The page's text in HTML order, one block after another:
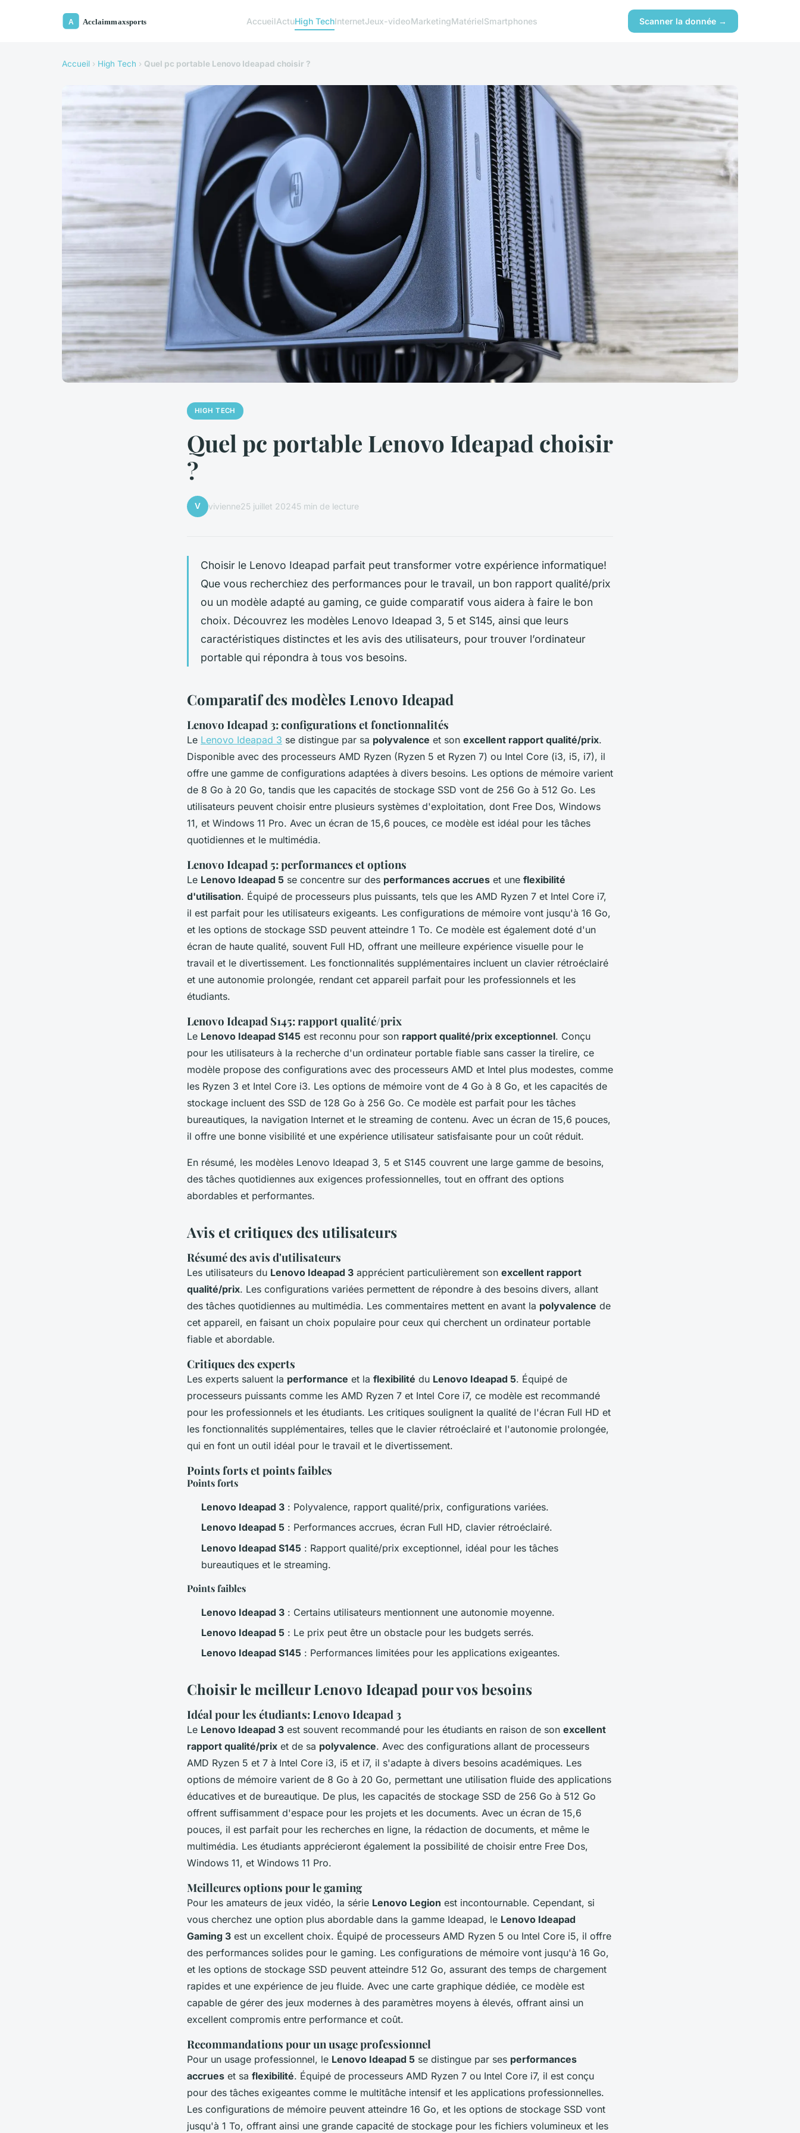
AccueilActuHigh TechInternetJeux-videoMarketingMatérielSmartphones Scanner la donnée →
Accueil › High Tech › Quel pc portable Lenovo Ideapad choisir ?
HIGH TECH
Quel pc portable Lenovo Ideapad choisir
?
V vivienne25 juillet 20245 min de lecture
Choisir le Lenovo Ideapad parfait peut transformer votre expérience informatique!
Que vous recherchiez des performances pour le travail, un bon rapport qualité/prix
ou un modèle adapté au gaming, ce guide comparatif vous aidera à faire le bon
choix. Découvrez les modèles Lenovo Ideapad 3, 5 et S145, ainsi que leurs
caractéristiques distinctes et les avis des utilisateurs, pour trouver l’ordinateur
portable qui répondra à tous vos besoins.
Comparatif des modèles Lenovo Ideapad
Lenovo Ideapad 3: configurations et fonctionnalités
Le Lenovo Ideapad 3 se distingue par sa polyvalence et son excellent rapport qualité/prix.
Disponible avec des processeurs AMD Ryzen (Ryzen 5 et Ryzen 7) ou Intel Core (i3, i5, i7), il
offre une gamme de configurations adaptées à divers besoins. Les options de mémoire varient
de 8 Go à 20 Go, tandis que les capacités de stockage SSD vont de 256 Go à 512 Go. Les
utilisateurs peuvent choisir entre plusieurs systèmes d'exploitation, dont Free Dos, Windows
11, et Windows 11 Pro. Avec un écran de 15,6 pouces, ce modèle est idéal pour les tâches
quotidiennes et le multimédia.
Lenovo Ideapad 5: performances et options
Le Lenovo Ideapad 5 se concentre sur des performances accrues et une flexibilité
d'utilisation. Équipé de processeurs plus puissants, tels que les AMD Ryzen 7 et Intel Core i7,
il est parfait pour les utilisateurs exigeants. Les configurations de mémoire vont jusqu'à 16 Go,
et les options de stockage SSD peuvent atteindre 1 To. Ce modèle est également doté d'un
écran de haute qualité, souvent Full HD, offrant une meilleure expérience visuelle pour le
travail et le divertissement. Les fonctionnalités supplémentaires incluent un clavier rétroéclairé
et une autonomie prolongée, rendant cet appareil parfait pour les professionnels et les
étudiants.
Lenovo Ideapad S145: rapport qualité/prix
Le Lenovo Ideapad S145 est reconnu pour son rapport qualité/prix exceptionnel. Conçu
pour les utilisateurs à la recherche d'un ordinateur portable fiable sans casser la tirelire, ce
modèle propose des configurations avec des processeurs AMD et Intel plus modestes, comme
les Ryzen 3 et Intel Core i3. Les options de mémoire vont de 4 Go à 8 Go, et les capacités de
stockage incluent des SSD de 128 Go à 256 Go. Ce modèle est parfait pour les tâches
bureautiques, la navigation Internet et le streaming de contenu. Avec un écran de 15,6 pouces,
il offre une bonne visibilité et une expérience utilisateur satisfaisante pour un coût réduit.
En résumé, les modèles Lenovo Ideapad 3, 5 et S145 couvrent une large gamme de besoins,
des tâches quotidiennes aux exigences professionnelles, tout en offrant des options
abordables et performantes.
Avis et critiques des utilisateurs
Résumé des avis d'utilisateurs
Les utilisateurs du Lenovo Ideapad 3 apprécient particulièrement son excellent rapport
qualité/prix. Les configurations variées permettent de répondre à des besoins divers, allant
des tâches quotidiennes au multimédia. Les commentaires mettent en avant la polyvalence de
cet appareil, en faisant un choix populaire pour ceux qui cherchent un ordinateur portable
fiable et abordable.
Critiques des experts
Les experts saluent la performance et la flexibilité du Lenovo Ideapad 5. Équipé de
processeurs puissants comme les AMD Ryzen 7 et Intel Core i7, ce modèle est recommandé
pour les professionnels et les étudiants. Les critiques soulignent la qualité de l'écran Full HD et
les fonctionnalités supplémentaires, telles que le clavier rétroéclairé et l'autonomie prolongée,
qui en font un outil idéal pour le travail et le divertissement.
Points forts et points faibles
Points forts
Lenovo Ideapad 3 : Polyvalence, rapport qualité/prix, configurations variées.
Lenovo Ideapad 5 : Performances accrues, écran Full HD, clavier rétroéclairé.
Lenovo Ideapad S145 : Rapport qualité/prix exceptionnel, idéal pour les tâches
bureautiques et le streaming.
Points faibles
Lenovo Ideapad 3 : Certains utilisateurs mentionnent une autonomie moyenne.
Lenovo Ideapad 5 : Le prix peut être un obstacle pour les budgets serrés.
Lenovo Ideapad S145 : Performances limitées pour les applications exigeantes.
Choisir le meilleur Lenovo Ideapad pour vos besoins
Idéal pour les étudiants: Lenovo Ideapad 3
Le Lenovo Ideapad 3 est souvent recommandé pour les étudiants en raison de son excellent
rapport qualité/prix et de sa polyvalence. Avec des configurations allant de processeurs
AMD Ryzen 5 et 7 à Intel Core i3, i5 et i7, il s'adapte à divers besoins académiques. Les
options de mémoire varient de 8 Go à 20 Go, permettant une utilisation fluide des applications
éducatives et de bureautique. De plus, les capacités de stockage SSD de 256 Go à 512 Go
offrent suffisamment d'espace pour les projets et les documents. Avec un écran de 15,6
pouces, il est parfait pour les recherches en ligne, la rédaction de documents, et même le
multimédia. Les étudiants apprécieront également la possibilité de choisir entre Free Dos,
Windows 11, et Windows 11 Pro.
Meilleures options pour le gaming
Pour les amateurs de jeux vidéo, la série Lenovo Legion est incontournable. Cependant, si
vous cherchez une option plus abordable dans la gamme Ideapad, le Lenovo Ideapad
Gaming 3 est un excellent choix. Équipé de processeurs AMD Ryzen 5 ou Intel Core i5, il offre
des performances solides pour le gaming. Les configurations de mémoire vont jusqu'à 16 Go,
et les options de stockage SSD peuvent atteindre 512 Go, assurant des temps de chargement
rapides et une expérience de jeu fluide. Avec une carte graphique dédiée, ce modèle est
capable de gérer des jeux modernes à des paramètres moyens à élevés, offrant ainsi un
excellent compromis entre performance et coût.
Recommandations pour un usage professionnel
Pour un usage professionnel, le Lenovo Ideapad 5 se distingue par ses performances
accrues et sa flexibilité. Équipé de processeurs AMD Ryzen 7 ou Intel Core i7, il est conçu
pour des tâches exigeantes comme le multitâche intensif et les applications professionnelles.
Les configurations de mémoire peuvent atteindre 16 Go, et les options de stockage SSD vont
jusqu'à 1 To, offrant ainsi une grande capacité de stockage pour les fichiers volumineux et les